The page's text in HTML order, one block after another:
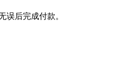
误后完成付款。